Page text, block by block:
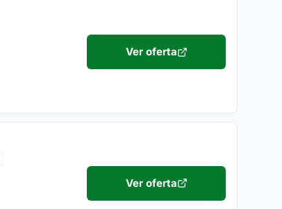
Ver oferta
Ver oferta